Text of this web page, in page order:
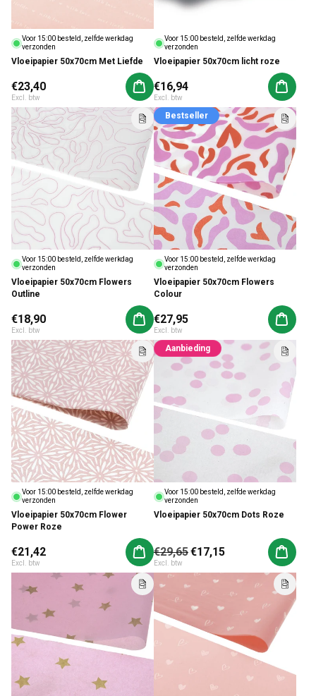
Voor 15:00 besteld, zelfde werkdag
verzonden
Vloeipapier 50x70cm Met Liefde
Normale prijs
€23,40
Excl. btw
Aan winkelwagen toevoegen
Voor 15:00 besteld, zelfde werkdag
verzonden
Vloeipapier 50x70cm licht roze
Normale prijs
€16,94
Excl. btw
Aan
Voor 15:00 besteld, zelfde werkdag
verzonden
Vloeipapier 50x70cm Flowers
Outline
Normale prijs
€18,90
Excl. btw
Aan winkelwagen toevoegen
Bestseller
Voor 15:00 besteld, zelfde werkdag
verzonden
Vloeipapier 50x70cm Flowers
Colour
Normale prijs
€27,95
Excl. btw
Aan
Voor 15:00 besteld, zelfde werkdag
verzonden
Vloeipapier 50x70cm Flower
Power Roze
Normale prijs
€21,42
Excl. btw
Aan winkelwagen toevoegen
Aanbieding
Voor 15:00 besteld, zelfde werkdag
verzonden
Vloeipapier 50x70cm Dots Roze
Normale prijs
€29,65Aanbiedingsprijs
€17,15
Excl. btw
Aan